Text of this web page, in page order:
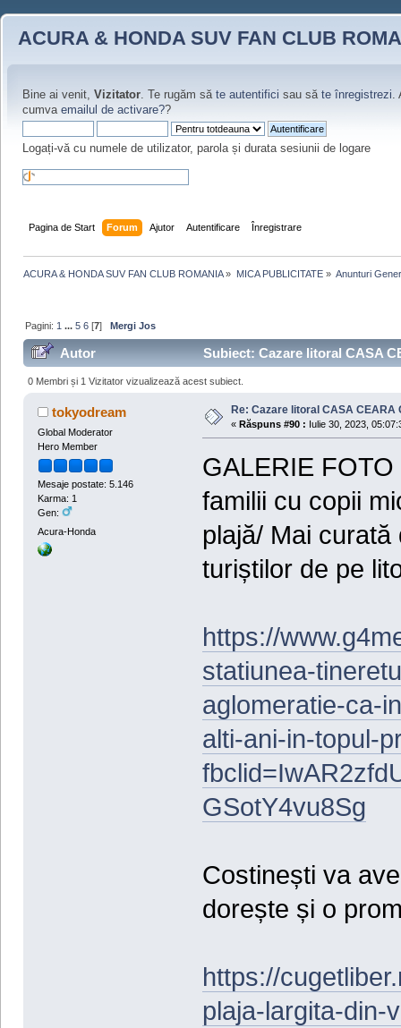
ACURA & HONDA SUV FAN CLUB
Bine ai venit, Vizitator. Te rugăm să te autentifici sau să te înregistrezi.
cumva emailul de activare??
Logați-vă cu numele de utilizator, parola și durata sesiunii de logare
Pagina de Start Forum Ajutor Autentificare Înregistrare
ACURA & HONDA SUV FAN CLUB ROMANIA» MICA PUBLICITATE» Anunturi
Pagini: 1 ...5 6 [7]Mergi Jos
Autor Subiect: Cazare litoral CASA
0 Membri și 1 Vizitator vizualizează acest subiect.
tokyodream
Global Moderator
Hero Member
Mesaje postate: 5.146
Karma: 1
Gen:
Acura-Honda
Re: Cazare litoral CASA CEARA
« Răspuns #90 : Iulie 30, 2023,
GALERIE
familii cu copii
plajă/ Mai
turiștilor de pe
https://
statiunea-
aglomeratie-ca-
alti-ani-in-topul-
GSotY4vu8Sg
Costinești va
dorește și o
https://
plaja-largita-din-